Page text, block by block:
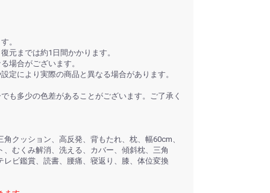
。
元までは約1日間かかります。
場合がございます。
定により実際の商品と異なる場合があります。
も多少の色差があることがございます。ご了承く
クッション、高反発、背もたれ、枕、幅60cm、
むくみ解消、洗える、カバー、傾斜枕、三角
ビ鑑賞、読書、腰痛、寝返り、膝、体位変換